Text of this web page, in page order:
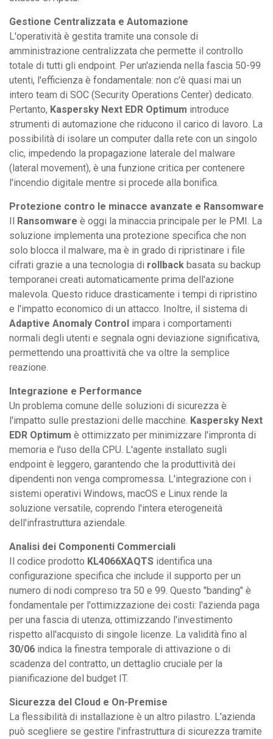
Gestione Centralizzata e Automazione
L'operatività è gestita tramite una console di
amministrazione centralizzata che permette il controllo
totale di tutti gli endpoint. Per un'azienda nella fascia 50-99
utenti, l'efficienza è fondamentale: non c'è quasi mai un
intero team di SOC (Security Operations Center) dedicato.
Pertanto, Kaspersky Next EDR Optimum introduce
strumenti di automazione che riducono il carico di lavoro. La
possibilità di isolare un computer dalla rete con un singolo
clic, impedendo la propagazione laterale del malware
(lateral movement), è una funzione critica per contenere
l'incendio digitale mentre si procede alla bonifica.
Protezione contro le minacce avanzate e Ransomware
Il Ransomware è oggi la minaccia principale per le PMI. La
soluzione implementa una protezione specifica che non
solo blocca il malware, ma è in grado di ripristinare i file
cifrati grazie a una tecnologia di rollback basata su backup
temporanei creati automaticamente prima dell'azione
malevola. Questo riduce drasticamente i tempi di ripristino
e l'impatto economico di un attacco. Inoltre, il sistema di
Adaptive Anomaly Control impara i comportamenti
normali degli utenti e segnala ogni deviazione significativa,
permettendo una proattività che va oltre la semplice
reazione.
Integrazione e Performance
Un problema comune delle soluzioni di sicurezza è
l'impatto sulle prestazioni delle macchine. Kaspersky Next
EDR Optimum è ottimizzato per minimizzare l'impronta di
memoria e l'uso della CPU. L'agente installato sugli
endpoint è leggero, garantendo che la produttività dei
dipendenti non venga compromessa. L'integrazione con i
sistemi operativi Windows, macOS e Linux rende la
soluzione versatile, coprendo l'intera eterogeneità
dell'infrastruttura aziendale.
Analisi dei Componenti Commerciali
Il codice prodotto KL4066XAQTS identifica una
configurazione specifica che include il supporto per un
numero di nodi compreso tra 50 e 99. Questo "banding" è
fondamentale per l'ottimizzazione dei costi: l'azienda paga
per una fascia di utenza, ottimizzando l'investimento
rispetto all'acquisto di singole licenze. La validità fino al
30/06 indica la finestra temporale di attivazione o di
scadenza del contratto, un dettaglio cruciale per la
pianificazione del budget IT.
Sicurezza del Cloud e On-Premise
La flessibilità di installazione è un altro pilastro. L'azienda
può scegliere se gestire l'infrastruttura di sicurezza tramite